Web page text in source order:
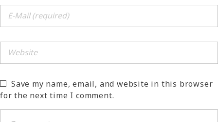
Save my name, email, and website in this browser
for the next time I comment.